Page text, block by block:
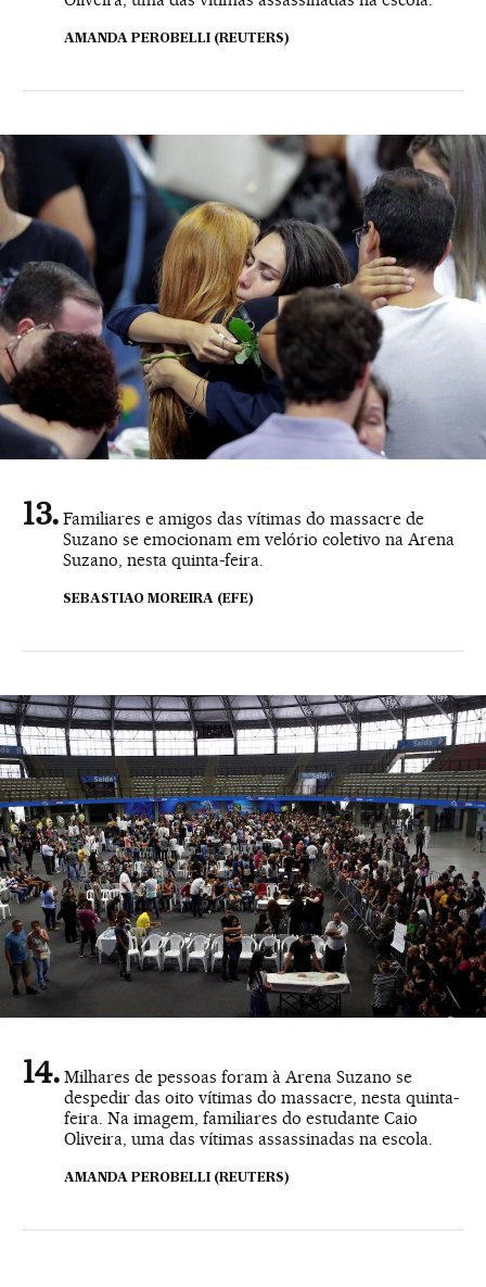
AMANDA PEROBELLI (REUTERS)
Familiares e amigos das vítimas do massacre de
Suzano se emocionam em velório coletivo na Arena
Suzano, nesta quinta-feira.
SEBASTIAO MOREIRA (EFE)
Milhares de pessoas foram à Arena Suzano se
despedir das oito vítimas do massacre, nesta quinta-
feira. Na imagem, familiares do estudante Caio
Oliveira, uma das vítimas assassinadas na escola.
AMANDA PEROBELLI (REUTERS)